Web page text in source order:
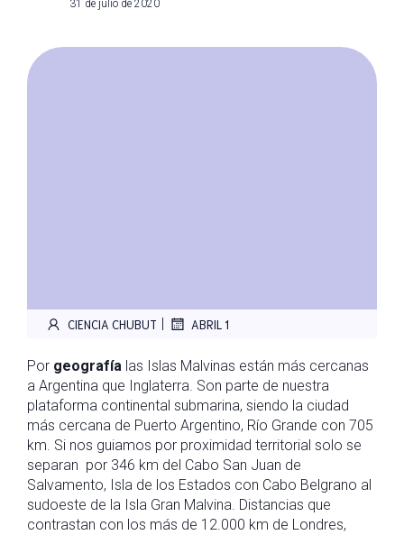
31 de julio de 2020
CIENCIA CHUBUT | ABRIL 1
Por geografía las Islas Malvinas están más cercanas
a Argentina que Inglaterra. Son parte de nuestra
plataforma continental submarina, siendo la ciudad
más cercana de Puerto Argentino, Río Grande con 705
km. Si nos guiamos por proximidad territorial solo se
separan por 346 km del Cabo San Juan de
Salvamento, Isla de los Estados con Cabo Belgrano al
sudoeste de la Isla Gran Malvina. Distancias que
contrastan con los más de 12.000 km de Londres,